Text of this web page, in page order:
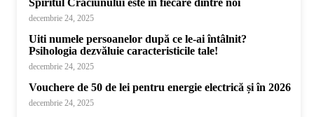
Spiritul Crăciunului este în fiecare dintre noi
decembrie 24, 2025
Uiti numele persoanelor după ce le-ai întâlnit?
Psihologia dezvăluie caracteristicile tale!
decembrie 24, 2025
Vouchere de 50 de lei pentru energie electrică și în 2026
decembrie 24, 2025